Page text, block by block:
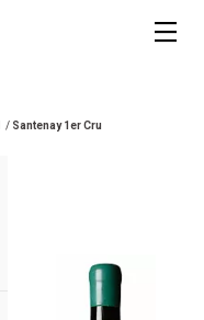
/ Santenay 1er Cru